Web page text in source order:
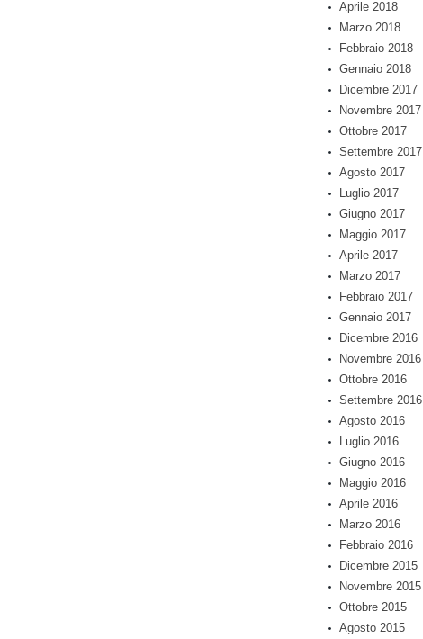
Aprile 2018
Marzo 2018
Febbraio 2018
Gennaio 2018
Dicembre 2017
Novembre 2017
Ottobre 2017
Settembre 2017
Agosto 2017
Luglio 2017
Giugno 2017
Maggio 2017
Aprile 2017
Marzo 2017
Febbraio 2017
Gennaio 2017
Dicembre 2016
Novembre 2016
Ottobre 2016
Settembre 2016
Agosto 2016
Luglio 2016
Giugno 2016
Maggio 2016
Aprile 2016
Marzo 2016
Febbraio 2016
Dicembre 2015
Novembre 2015
Ottobre 2015
Agosto 2015